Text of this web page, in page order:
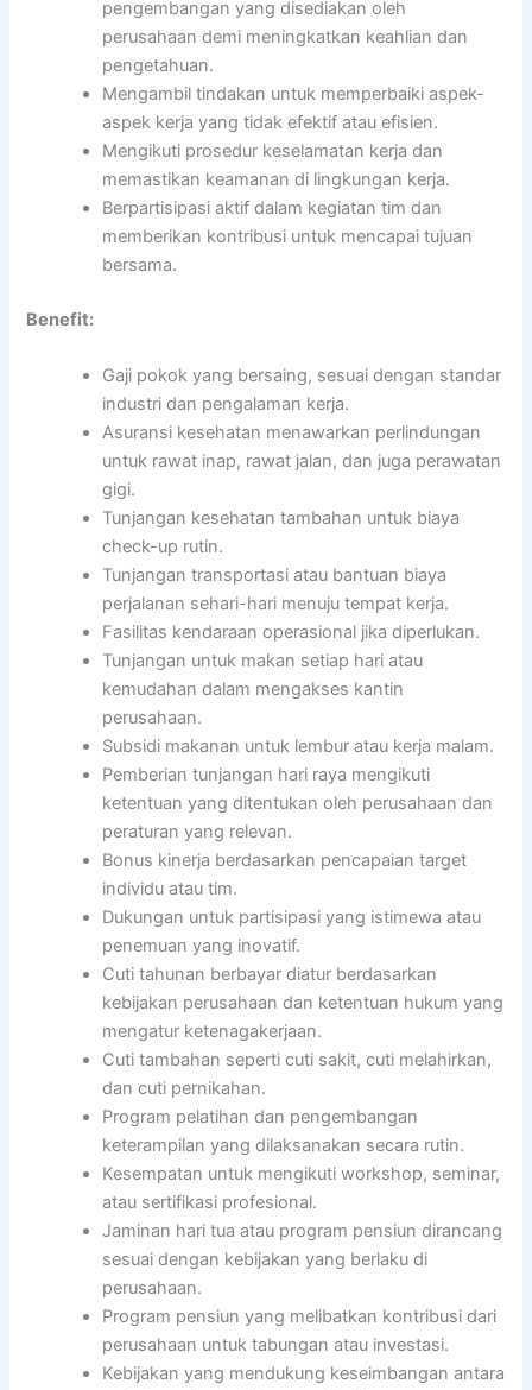
pengembangan yang disediakan oleh
perusahaan demi meningkatkan keahlian dan
pengetahuan.
Mengambil tindakan untuk memperbaiki aspek-
aspek kerja yang tidak efektif atau efisien.
Mengikuti prosedur keselamatan kerja dan
memastikan keamanan di lingkungan kerja.
Berpartisipasi aktif dalam kegiatan tim dan
memberikan kontribusi untuk mencapai tujuan
bersama.
Benefit:
Gaji pokok yang bersaing, sesuai dengan standar
industri dan pengalaman kerja.
Asuransi kesehatan menawarkan perlindungan
untuk rawat inap, rawat jalan, dan juga perawatan
gigi.
Tunjangan kesehatan tambahan untuk biaya
check-up rutin.
Tunjangan transportasi atau bantuan biaya
perjalanan sehari-hari menuju tempat kerja.
Fasilitas kendaraan operasional jika diperlukan.
Tunjangan untuk makan setiap hari atau
kemudahan dalam mengakses kantin
perusahaan.
Subsidi makanan untuk lembur atau kerja malam.
Pemberian tunjangan hari raya mengikuti
ketentuan yang ditentukan oleh perusahaan dan
peraturan yang relevan.
Bonus kinerja berdasarkan pencapaian target
individu atau tim.
Dukungan untuk partisipasi yang istimewa atau
penemuan yang inovatif.
Cuti tahunan berbayar diatur berdasarkan
kebijakan perusahaan dan ketentuan hukum yang
mengatur ketenagakerjaan.
Cuti tambahan seperti cuti sakit, cuti melahirkan,
dan cuti pernikahan.
Program pelatihan dan pengembangan
keterampilan yang dilaksanakan secara rutin.
Kesempatan untuk mengikuti workshop, seminar,
atau sertifikasi profesional.
Jaminan hari tua atau program pensiun dirancang
sesuai dengan kebijakan yang berlaku di
perusahaan.
Program pensiun yang melibatkan kontribusi dari
perusahaan untuk tabungan atau investasi.
Kebijakan yang mendukung keseimbangan antara